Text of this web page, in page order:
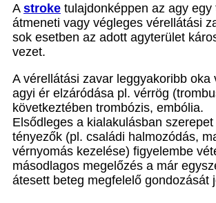
A stroke tulajdonképpen az agy egy
átmeneti vagy végleges vérellátási
sok esetben az adott agyterület
vezet.
A vérellátási zavar leggyakoribb oka
agyi ér elzáródása pl. vérrög
következtében trombózis, embólia.
Elsődleges a kialakulásban
tényezők (pl. családi halmozódás,
vérnyomás kezelése) figyelembe
másodlagos megelőzés a már
átesett beteg megfelelő gondozását